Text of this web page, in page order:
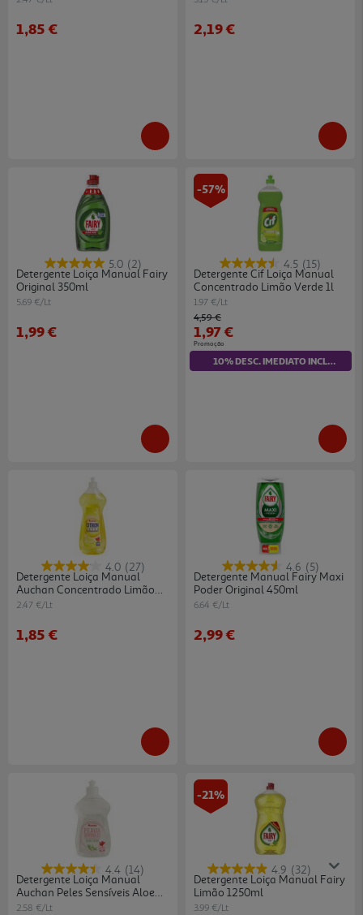
1,85 € 2,19 €
5.0 (2)
Detergente Loiça Manual Fairy
Original 350ml
5.69 €/Lt
1,99 €
-57%
4.5 (15)
Detergente Cif Loiça Manual
Concentrado Limão Verde 1l
1.97 €/Lt
Price reduced from
4,59 €to
1,97 €
Promoção
10% DESC. IMEDIATO INCLUÍDO
4.0 (27)
Detergente Loiça Manual
Auchan Concentrado Limão
750ml
2.47 €/Lt
1,85 €
4.6 (5)
Detergente Manual Fairy Maxi
Poder Original 450ml
6.64 €/Lt
2,99 €
4.4 (14)
Detergente Loiça Manual
Auchan Peles Sensíveis Aloe
Vera 500ml
2.58 €/Lt
-21%
4.9 (32)
Detergente Loiça Manual Fairy
Limão 1250ml
3.99 €/Lt